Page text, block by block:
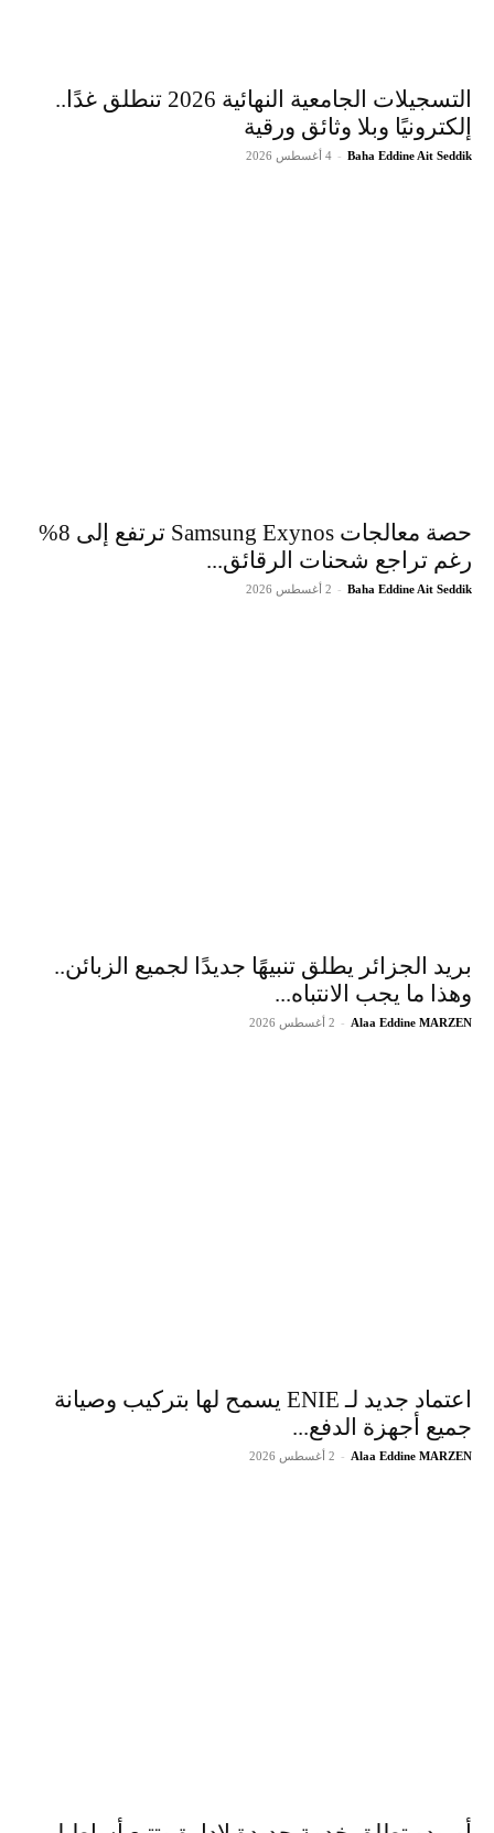
التسجيلات الجامعية النهائية 2026 تنطلق غدًا..
إلكترونيًا وبلا وثائق ورقية
Baha Eddine Ait Seddik
- 4 أغسطس 2026
حصة معالجات Samsung Exynos ترتفع إلى 8%
رغم تراجع شحنات الرقائق...
Baha Eddine Ait Seddik
- 2 أغسطس 2026
بريد الجزائر يطلق تنبيهًا جديدًا لجميع الزبائن..
وهذا ما يجب الانتباه...
Alaa Eddine MARZEN
- 2 أغسطس 2026
اعتماد جديد لـ ENIE يسمح لها بتركيب وصيانة
جميع أجهزة الدفع...
Alaa Eddine MARZEN
- 2 أغسطس 2026